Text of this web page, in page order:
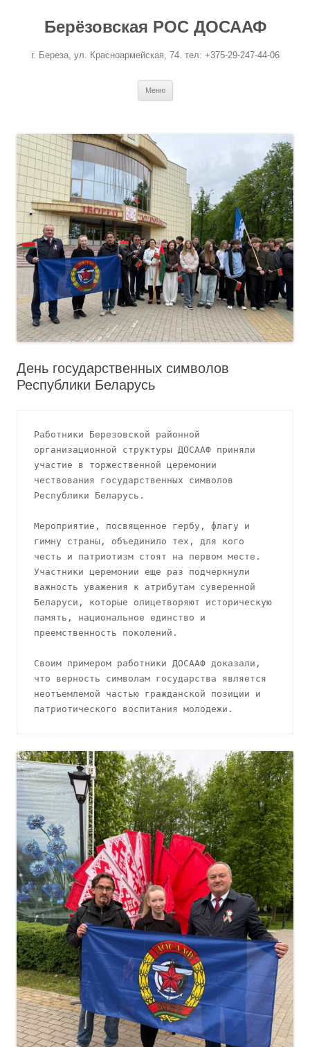
содержимому
Берёзовская РОС ДОСААФ
г. Береза, ул. Красноармейская, 74. тел: +375-29-247-44-06
Меню
День государственных символов
Республики Беларусь
Работники Березовской районной
организационной структуры ДОСААФ приняли
участие в торжественной церемонии
чествования государственных символов
Республики Беларусь.
Мероприятие, посвященное гербу, флагу и
гимну страны, объединило тех, для кого
честь и патриотизм стоят на первом месте.
Участники церемонии еще раз подчеркнули
важность уважения к атрибутам суверенной
Беларуси, которые олицетворяют историческую
память, национальное единство и
преемственность поколений.
Своим примером работники ДОСААФ доказали,
что верность символам государства является
неотъемлемой частью гражданской позиции и
патриотического воспитания молодежи.